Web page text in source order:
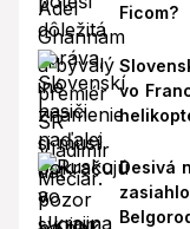
Ficom?
vo
Desivá